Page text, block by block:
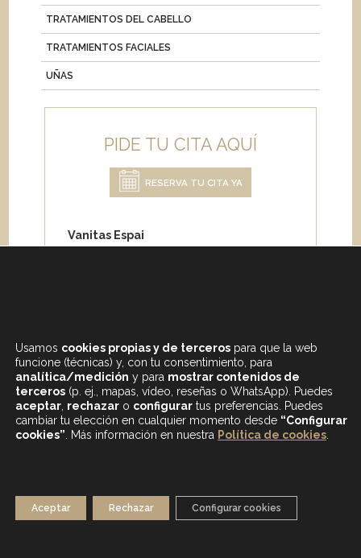
TRATAMIENTOS DEL CABELLO
TRATAMIENTOS FACIALES
UÑAS
PIDE TU CITA AQUÍ
RESERVA TU CITA YA
Vanitas Espai
Carrer de Paris 204
AVISO LEGAL
POLÍTICA DE PRIVACIDAD
Usamos cookies propias y de terceros para que la web
funcione (técnicas) y, con tu consentimiento, para
analítica/medición y para mostrar contenidos de
terceros (p. ej., mapas, vídeo, reseñas o WhatsApp). Puedes
aceptar rechazar o configurar tus preferencias. Puedes
cambiar tu elección en cualquier momento desde “Configurar
cookies” . Más información en nuestra Política de cookies
Aceptar Rechazar Configurar cookies